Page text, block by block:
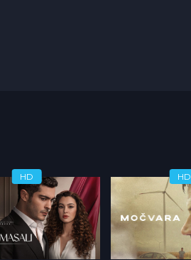
HD HD